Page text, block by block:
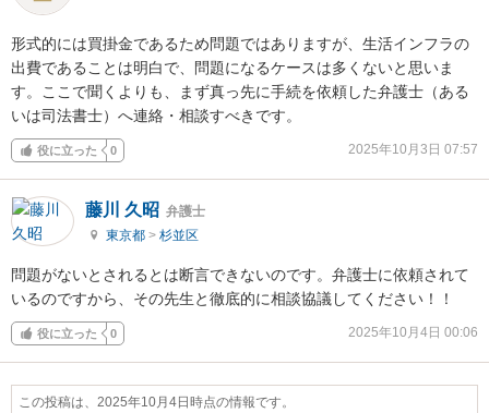
形式的には買掛金であるため問題ではありますが、生活インフラの
出費であることは明白で、問題になるケースは多くないと思いま
す。ここで聞くよりも、まず真っ先に手続を依頼した弁護士（ある
いは司法書士）へ連絡・相談すべきです。
役に立った 0 2025年10月3日 07:57
藤川 久昭 弁護士
東京都 > 杉並区
問題がないとされるとは断言できないのです。弁護士に依頼されて
いるのですから、その先生と徹底的に相談協議してください！！
役に立った 0 2025年10月4日 00:06
この投稿は、2025年10月4日時点の情報です。